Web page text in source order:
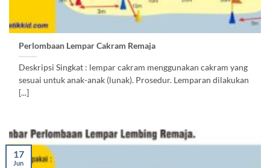
Perlombaan Lempar Cakram Remaja
Deskripsi Singkat : lempar cakram menggunakan cakram yang
sesuai untuk anak-anak (lunak). Prosedur. Lemparan dilakukan
[...]
17
Jun